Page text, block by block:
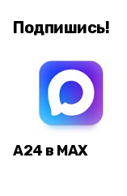
Подпишись!
А24 в MAX